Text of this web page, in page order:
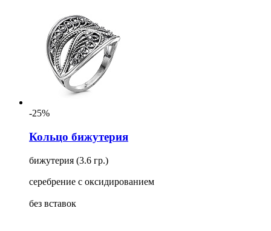
-25%
Кольцо бижутерия
бижутерия (3.6 гр.)
серебрение с оксидированием
без вставок